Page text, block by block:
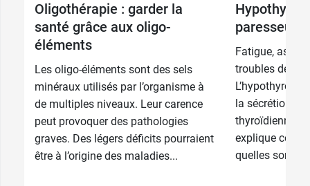
Oligothérapie : garder la
santé grâce aux oligo-
éléments
Les oligo-éléments sont des sels
minéraux utilisés par l’organisme à
de multiples niveaux. Leur carence
peut provoquer des pathologies
graves. Des légers déficits pourraient
être à l’origine des maladies...
paresseuse
Fatigue,
troubles de la
la sécrétion
explique ce
quelles sont...